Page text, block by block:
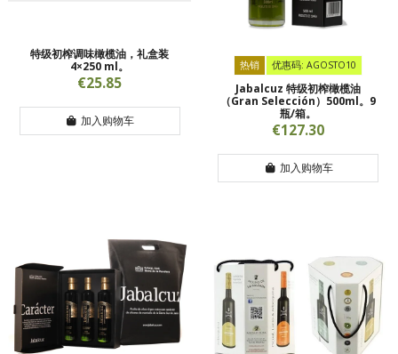
特级初榨调味橄榄油，礼盒装
4×250 ml。
€25.85
加入购物车
热销 优惠码: AGOSTO10
Jabalcuz 特级初榨橄榄油
（Gran Selección）500ml。9
瓶/箱。
€127.30
加入购物车